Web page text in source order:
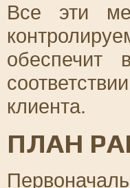
Все эти
обеспечит
клиента.
ПЛАН